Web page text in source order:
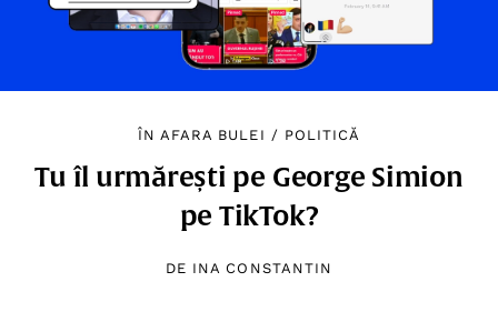
ÎN AFARA BULEI / POLITICĂ
Tu îl urmărești pe George Simion
pe TikTok?
DE INA CONSTANTIN